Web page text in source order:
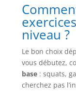
niveau ?
Le bon choix
vous débutez,
base: squats,
cherchez pas